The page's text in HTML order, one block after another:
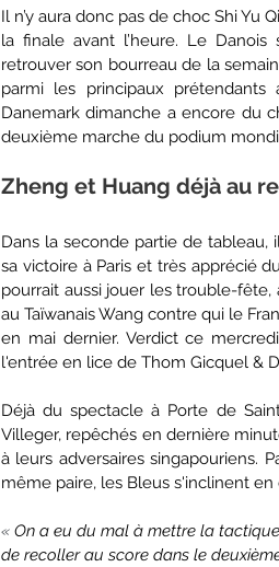
Il n’y aura donc pas de choc Shi Yu
la finale avant l’heure. Le
retrouver son bourreau de la
parmi les principaux
Danemark dimanche a encore du
deuxième marche du podium
Zheng et Huang déjà au
Dans la seconde partie de tableau,
sa victoire à Paris et très apprécié
pourrait aussi jouer les trouble-fête,
au Taïwanais Wang contre qui le
en mai dernier. Verdict ce
l'entrée en lice de Thom Gicquel &
Déjà du spectacle à Porte de
Villeger, repêchés en dernière
à leurs adversaires singapouriens.
même paire, les Bleus s'inclinent en
« On a eu du mal à mettre la
de recoller au score dans le